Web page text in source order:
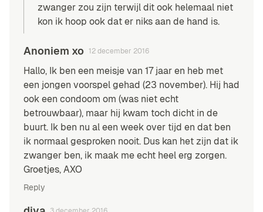
zwanger zou zijn terwijl dit ook helemaal niet
kon ik hoop ook dat er niks aan de hand is.
Anoniem xo 12 december 2016
Hallo, Ik ben een meisje van 17 jaar en heb met
een jongen voorspel gehad (23 november). Hij had
ook een condoom om (was niet echt
betrouwbaar), maar hij kwam toch dicht in de
buurt. Ik ben nu al een week over tijd en dat ben
ik normaal gesproken nooit. Dus kan het zijn dat ik
zwanger ben, ik maak me echt heel erg zorgen.
Groetjes, AXO
Reply